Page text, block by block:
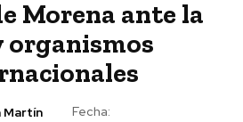
Morena ante la
organismos
Martín
Fecha: